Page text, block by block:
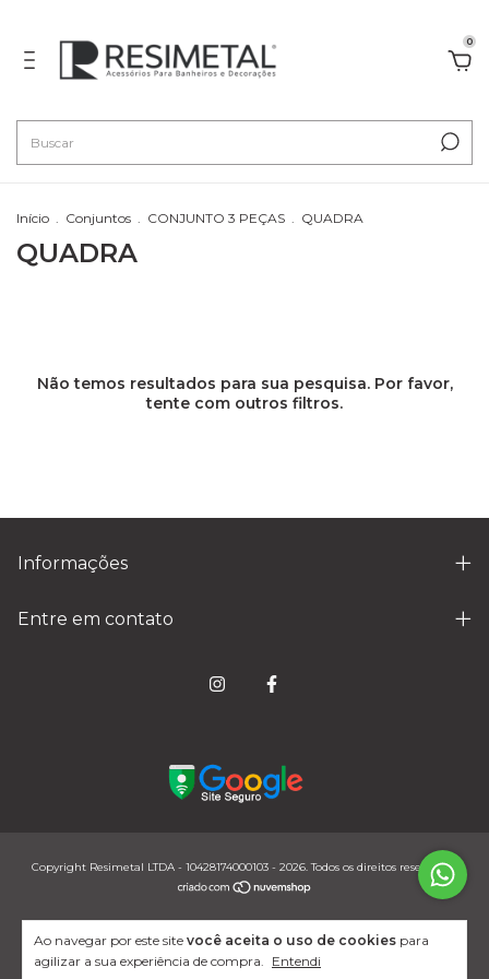
0
Ao navegar por este site você aceita o uso de cookies para
agilizar a sua experiência de compra. Entendi
Início . Conjuntos . CONJUNTO 3 PEÇAS . QUADRA
QUADRA
Não temos resultados para sua pesquisa. Por favor,
tente com outros filtros.
Informações
Entre em contato
Copyright Resimetal LTDA - 10428174000103 - 2026. Todos os direitos reservados.